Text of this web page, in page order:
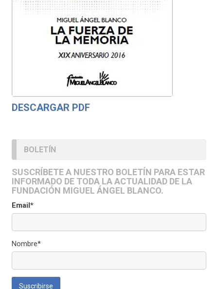
DESCARGAR PDF
BOLETÍN
SUSCRÍBETE A NUESTRO BOLETÍN PARA ESTAR
INFORMADO DE TODA LA ACTUALIDAD DE LA
FUNDACIÓN MIGUEL ÁNGEL BLANCO.
Email*
Nombre*